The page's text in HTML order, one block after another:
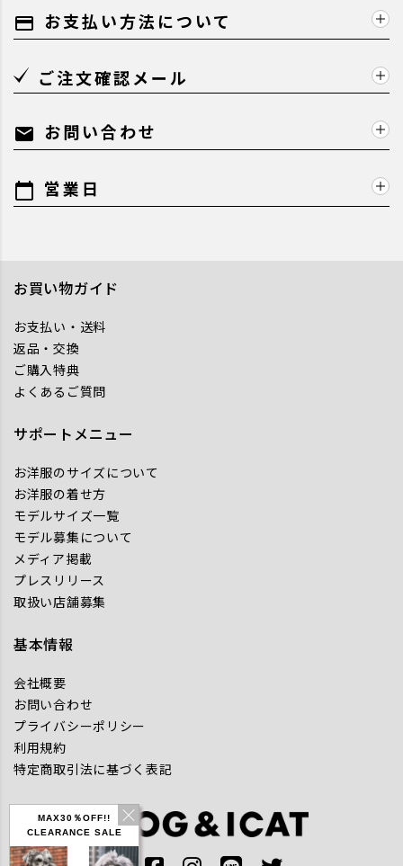
MAX30％OFF!!
CLEARANCE SALE
payment お支払い方法について
ご注文確認メール
mail お問い合わせ
calendar_today 営業日
お買い物ガイド
お支払い・送料
返品・交換
ご購入特典
よくあるご質問
サポートメニュー
お洋服のサイズについて
お洋服の着せ方
モデルサイズ一覧
モデル募集について
メディア掲載
プレスリリース
取扱い店舗募集
基本情報
会社概要
お問い合わせ
プライバシーポリシー
利用規約
特定商取引法に基づく表記